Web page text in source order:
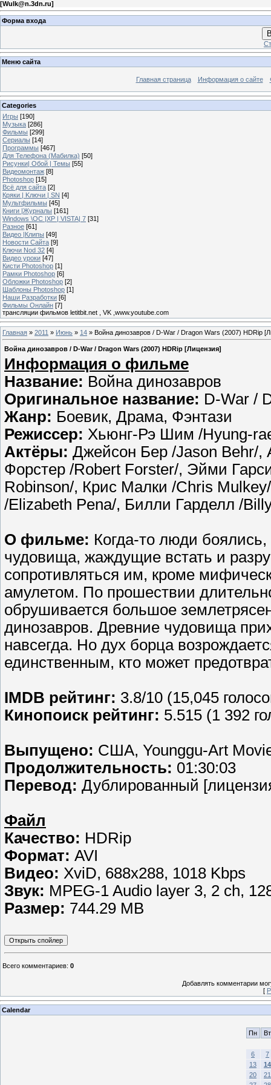
[Wulk@n.3dn.ru]
Форма входа
Меню сайта
Главная страница Информация о сайте
Categories
Игры [190]
Музыка [286]
Фильмы [299]
Сериалы [14]
Программы [467]
Для Телефона (Мабилка) [50]
Рисунки| Обой | Темы [55]
Видеомонтаж [8]
Photoshop [15]
Всё для сайта [2]
Кряки | Kлючи | SN [4]
Мультфильмы [45]
Книги |Журналы [161]
Windows \OC |XP | VISTA| 7 [31]
Разное [61]
Видео |Клипы [49]
Новости Сайта [9]
Ключи Nod 32 [4]
Видео уроки [47]
Кисти Photoshop [1]
Рамки Photoshop [6]
Обложки Photoshop [2]
Шаблоны Photoshop [1]
Наши Разработки [6]
Фильмы Онлайн [7]
трансляции фильмов letitbit.net , VK ,www.youtube.com
Главная » 2011 » Июнь » 14 » Война динозавров / D-War / Dragon Wars (2007) HDRip
Война динозавров / D-War / Dragon Wars (2007) HDRip [Лицензия]
Информация о фильме
Название: Война динозавров
Оригинальное название: D-War /
Жанр: Боевик, Драма, Фэнтази
Режиссер: Хьюнг-Рэ Шим /Hyung-
Актёры: Джейсон Бер /Jason Behr/,
Форстер /Robert Forster/, Эйми
Robinson/, Крис Малки /Chris
/Elizabeth Pena/, Билли Гарделл /
О фильме: Когда-то люди
чудовища, жаждущие встать и
сопротивляться им, кроме
амулетом. По прошествии
обрушивается большое
динозавров. Древние чудовища
навсегда. Но дух борца
единственным, кто может
IMDB рейтинг: 3.8/10 (15,045
Кинопоиск рейтинг: 5.515 (1 392
Выпущено: США, Younggu-Art
Продолжительность: 01:30:03
Перевод: Дублированный
Файл
Качество: HDRip
Формат: AVI
Видео: XviD, 688x288, 1018 Kbps
Звук: MPEG-1 Audio layer 3, 2 ch,
Размер: 744.29 MB
Всего комментариев: 0
Добавлять комментарии
[
Calendar
Пн Вт
6
7
13
14
20
21